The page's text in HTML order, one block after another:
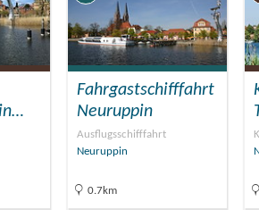
Fahrgastschifffahrt
Neuruppin
Ausflugsschifffahrt
Neuruppin
0.7km